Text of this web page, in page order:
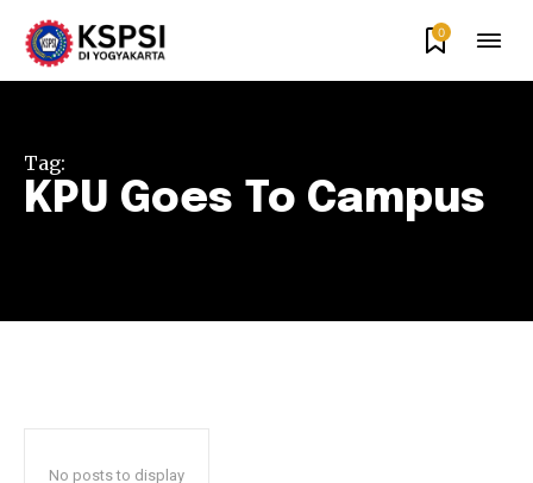
0
Tag:
KPU Goes To Campus
No posts to display